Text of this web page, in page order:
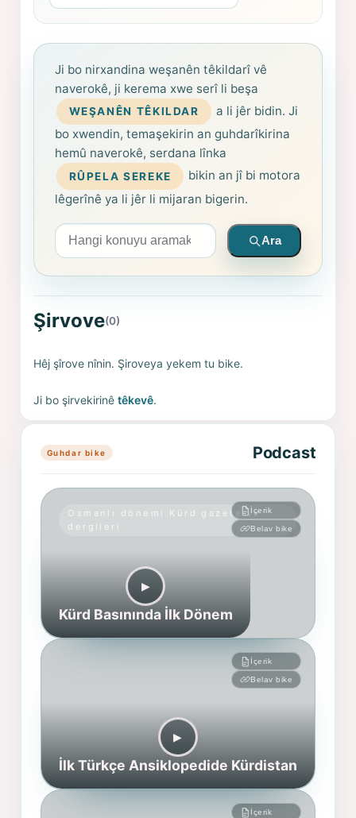
Ji bo nirxandina weşanên têkildarî vê
naverokê, ji kerema xwe serî li beşa
WEŞANÊN TÊKILDAR
a li jêr bidin. Ji
bo xwendin, temaşekirin an guhdarîkirina
hemû naverokê, serdana lînka
RÛPELA SEREKE
bikin an jî bi motora
lêgerînê ya li jêr li mijaran bigerin.
Arama yapın
Ara
Şirvove(0)
Hêj şîrove nînin. Şiroveya yekem tu bike.
Ji bo şirvekirinêtêkevê.
Guhdar bike Podcast
Osmanlı dönemi Kürd gazete ve
dergileri
İçerik
Belav bike
▶︎
Kürd Basınında İlk Dönem
İçerik
Belav bike
▶︎
İlk Türkçe Ansiklopedide Kürdistan
İçerik